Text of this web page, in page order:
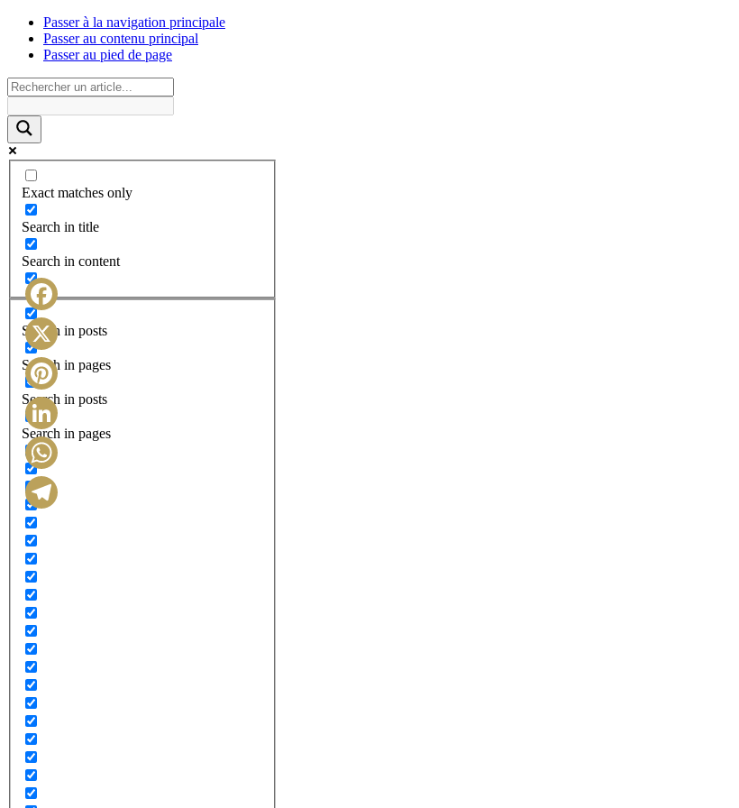
Passer à la navigation principale
Passer au contenu principal
Passer au pied de page
Exact matches only
Search in title
Search in content
Search in posts
Search in pages
Search in posts
Search in pages
Facebook
X
Pinterest
LinkedIn
WhatsApp
Telegram